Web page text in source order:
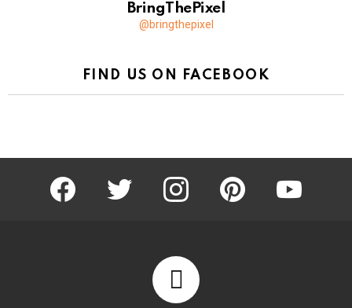
BringThePixel
@bringthepixel
FIND US ON FACEBOOK
facebook twitter instagram pinterest youtube